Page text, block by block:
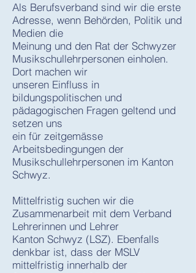
Als Berufsverband sind wir die erste
Adresse, wenn Behörden, Politik und
Medien die
Meinung und den Rat der Schwyzer
Musikschullehrpersonen einholen.
Dort machen wir
unseren Einfluss in
bildungspolitischen und
pädagogischen Fragen geltend und
setzen uns
ein für zeitgemässe
Arbeitsbedingungen der
Musikschullehrpersonen im Kanton
Schwyz.
Mittelfristig suchen wir die
Zusammenarbeit mit dem Verband
Lehrerinnen und Lehrer
Kanton Schwyz (LSZ). Ebenfalls
denkbar ist, dass der MSLV
mittelfristig innerhalb der